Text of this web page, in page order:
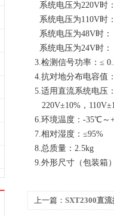
系统电压为220V时
系统电压为110V时
系统电压为48V时：
系统电压为24V时：
3.检测信号功率：≤
4.抗对地分布电容值
5.适用直流系统电压
220V±10%，
6.环境温度：-35℃～
7.相对湿度：
8.总质量：2.5kg
9.外形尺寸（包装箱
上一篇： SXT2300直